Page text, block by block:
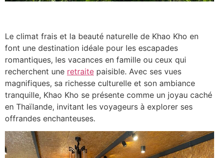
Le climat frais et la beauté naturelle de Khao Kho en
font une destination idéale pour les escapades
romantiques, les vacances en famille ou ceux qui
recherchent une retraite paisible. Avec ses vues
magnifiques, sa richesse culturelle et son ambiance
tranquille, Khao Kho se présente comme un joyau caché
en Thaïlande, invitant les voyageurs à explorer ses
offrandes enchanteuses.